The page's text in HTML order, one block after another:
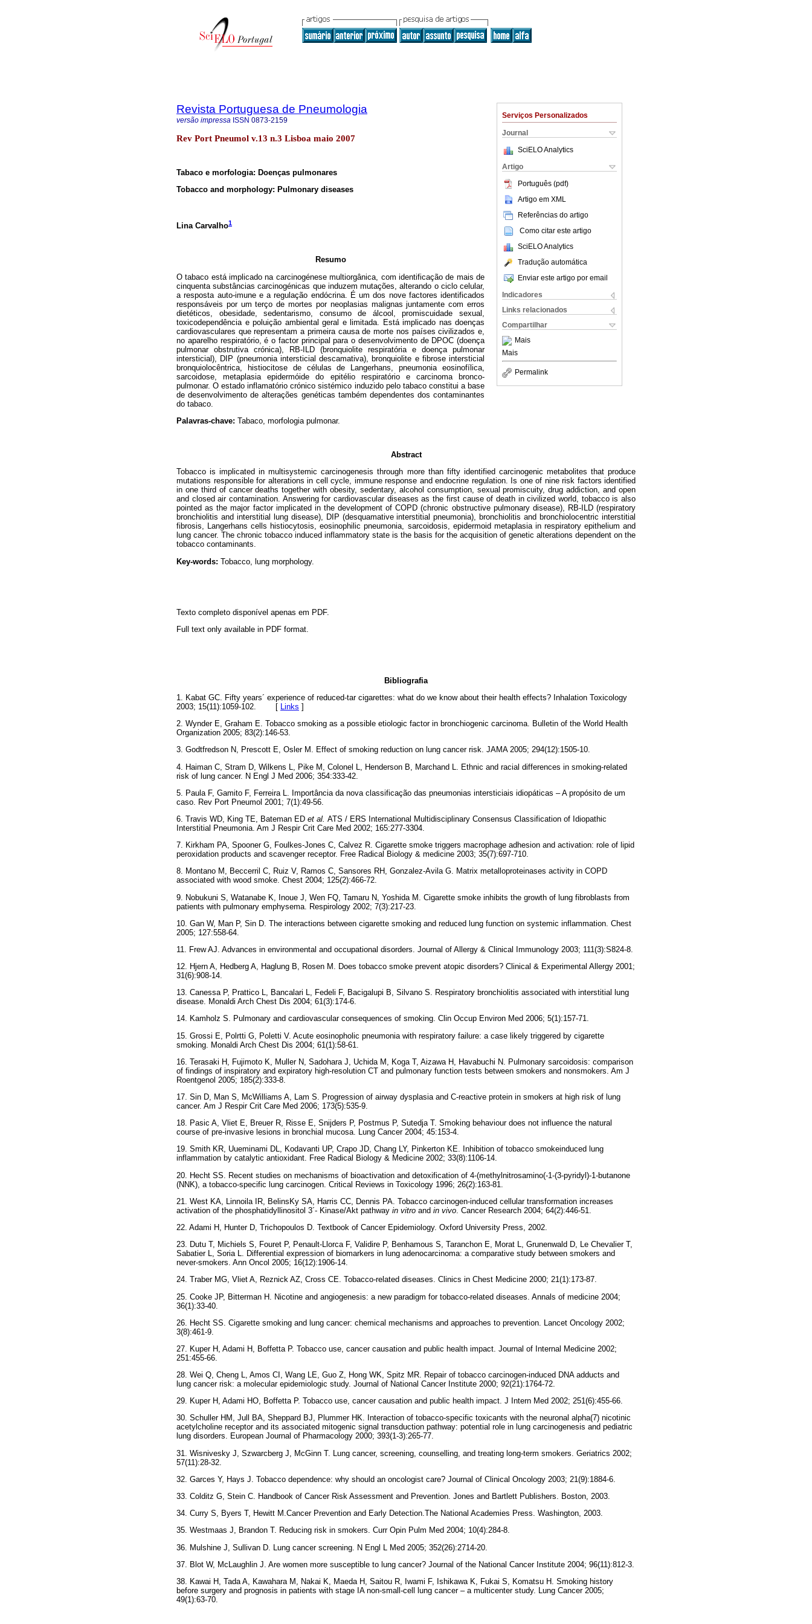
Serviços Personalizados
Journal
SciELO Analytics
Artigo
Português (pdf)
Artigo em XML
Referências do artigo
Como citar este artigo
SciELO Analytics
Tradução automática
Enviar este artigo por email
Indicadores
Links relacionados
Compartilhar
Mais
Mais
Permalink
Revista Portuguesa de Pneumologia
versão impressa ISSN 0873-2159
Rev Port Pneumol v.13 n.3 Lisboa maio 2007
Tabaco e morfologia: Doenças pulmonares
Tobacco and morphology: Pulmonary diseases
Lina Carvalho1
Resumo
O tabaco está implicado na carcinogénese multiorgânica, com identificação de mais de
cinquenta substâncias carcinogénicas que induzem mutações, alterando o ciclo celular,
a resposta auto-imune e a regulação endócrina. É um dos nove factores identificados
responsáveis por um terço de mortes por neoplasias malignas juntamente com erros
dietéticos, obesidade, sedentarismo, consumo de álcool, promiscuidade sexual,
toxicodependência e poluição ambiental geral e limitada. Está implicado nas doenças
cardiovasculares que representam a primeira causa de morte nos países civilizados e,
no aparelho respiratório, é o factor principal para o desenvolvimento de DPOC (doença
pulmonar obstrutiva crónica), RB-ILD (bronquiolite respiratória e doença pulmonar
intersticial), DIP (pneumonia intersticial descamativa), bronquiolite e fibrose intersticial
bronquiolocêntrica, histiocitose de células de Langerhans, pneumonia eosinofílica,
sarcoidose, metaplasia epidermóide do epitélio respiratório e carcinoma bronco-
pulmonar. O estado inflamatório crónico sistémico induzido pelo tabaco constitui a base
de desenvolvimento de alterações genéticas também dependentes dos contaminantes
do tabaco.
Palavras-chave: Tabaco, morfologia pulmonar.
Abstract
Tobacco is implicated in multisystemic carcinogenesis through more than fifty identified carcinogenic metabolites that produce
mutations responsible for alterations in cell cycle, immune response and endocrine regulation. Is one of nine risk factors identified
in one third of cancer deaths together with obesity, sedentary, alcohol consumption, sexual promiscuity, drug addiction, and open
and closed air contamination. Answering for cardiovascular diseases as the first cause of death in civilized world, tobacco is also
pointed as the major factor implicated in the development of COPD (chronic obstructive pulmonary disease), RB-ILD (respiratory
bronchiolitis and interstitial lung disease), DIP (desquamative interstitial pneumonia), bronchiolitis and bronchiolocentric interstitial
fibrosis, Langerhans cells histiocytosis, eosinophilic pneumonia, sarcoidosis, epidermoid metaplasia in respiratory epithelium and
lung cancer. The chronic tobacco induced inflammatory state is the basis for the acquisition of genetic alterations dependent on the
tobacco contaminants.
Key-words: Tobacco, lung morphology.
Texto completo disponível apenas em PDF.
Full text only available in PDF format.
Bibliografia
1. Kabat GC. Fifty years´ experience of reduced-tar cigarettes: what do we know about their health effects? Inhalation Toxicology
2003; 15(11):1059-102. [ Links ]
2. Wynder E, Graham E. Tobacco smoking as a possible etiologic factor in bronchiogenic carcinoma. Bulletin of the World Health
Organization 2005; 83(2):146-53.
3. Godtfredson N, Prescott E, Osler M. Effect of smoking reduction on lung cancer risk. JAMA 2005; 294(12):1505-10.
4. Haiman C, Stram D, Wilkens L, Pike M, Colonel L, Henderson B, Marchand L. Ethnic and racial differences in smoking-related
risk of lung cancer. N Engl J Med 2006; 354:333-42.
5. Paula F, Gamito F, Ferreira L. Importância da nova classificação das pneumonias intersticiais idiopáticas – A propósito de um
caso. Rev Port Pneumol 2001; 7(1):49-56.
6. Travis WD, King TE, Bateman ED et al. ATS / ERS International Multidisciplinary Consensus Classification of Idiopathic
Interstitial Pneumonia. Am J Respir Crit Care Med 2002; 165:277-3304.
7. Kirkham PA, Spooner G, Foulkes-Jones C, Calvez R. Cigarette smoke triggers macrophage adhesion and activation: role of lipid
peroxidation products and scavenger receptor. Free Radical Biology & medicine 2003; 35(7):697-710.
8. Montano M, Beccerril C, Ruiz V, Ramos C, Sansores RH, Gonzalez-Avila G. Matrix metalloproteinases activity in COPD
associated with wood smoke. Chest 2004; 125(2):466-72.
9. Nobukuni S, Watanabe K, Inoue J, Wen FQ, Tamaru N, Yoshida M. Cigarette smoke inhibits the growth of lung fibroblasts from
patients with pulmonary emphysema. Respirology 2002; 7(3):217-23.
10. Gan W, Man P, Sin D. The interactions between cigarette smoking and reduced lung function on systemic inflammation. Chest
2005; 127:558-64.
11. Frew AJ. Advances in environmental and occupational disorders. Journal of Allergy & Clinical Immunology 2003; 111(3):S824-8.
12. Hjern A, Hedberg A, Haglung B, Rosen M. Does tobacco smoke prevent atopic disorders? Clinical & Experimental Allergy 2001;
31(6):908-14.
13. Canessa P, Prattico L, Bancalari L, Fedeli F, Bacigalupi B, Silvano S. Respiratory bronchiolitis associated with interstitial lung
disease. Monaldi Arch Chest Dis 2004; 61(3):174-6.
14. Kamholz S. Pulmonary and cardiovascular consequences of smoking. Clin Occup Environ Med 2006; 5(1):157-71.
15. Grossi E, Polrtti G, Poletti V. Acute eosinopholic pneumonia with respiratory failure: a case likely triggered by cigarette
smoking. Monaldi Arch Chest Dis 2004; 61(1):58-61.
16. Terasaki H, Fujimoto K, Muller N, Sadohara J, Uchida M, Koga T, Aizawa H, Havabuchi N. Pulmonary sarcoidosis: comparison
of findings of inspiratory and expiratory high-resolution CT and pulmonary function tests between smokers and nonsmokers. Am J
Roentgenol 2005; 185(2):333-8.
17. Sin D, Man S, McWilliams A, Lam S. Progression of airway dysplasia and C-reactive protein in smokers at high risk of lung
cancer. Am J Respir Crit Care Med 2006; 173(5):535-9.
18. Pasic A, Vliet E, Breuer R, Risse E, Snijders P, Postmus P, Sutedja T. Smoking behaviour does not influence the natural
course of pre-invasive lesions in bronchial mucosa. Lung Cancer 2004; 45:153-4.
19. Smith KR, Uueminami DL, Kodavanti UP, Crapo JD, Chang LY, Pinkerton KE. Inhibition of tobacco smokeinduced lung
inflammation by catalytic antioxidant. Free Radical Biology & Medicine 2002; 33(8):1106-14.
20. Hecht SS. Recent studies on mechanisms of bioactivation and detoxification of 4-(methylnitrosamino(-1-(3-pyridyl)-1-butanone
(NNK), a tobacco-specific lung carcinogen. Critical Reviews in Toxicology 1996; 26(2):163-81.
21. West KA, Linnoila IR, BelinsKy SA, Harris CC, Dennis PA. Tobacco carcinogen-induced cellular transformation increases
activation of the phosphatidyllinositol 3´- Kinase/Akt pathway in vitro and in vivo . Cancer Research 2004; 64(2):446-51.
22. Adami H, Hunter D, Trichopoulos D. Textbook of Cancer Epidemiology. Oxford University Press, 2002.
23. Dutu T, Michiels S, Fouret P, Penault-Llorca F, Validire P, Benhamous S, Taranchon E, Morat L, Grunenwald D, Le Chevalier T,
Sabatier L, Soria L. Differential expression of biomarkers in lung adenocarcinoma: a comparative study between smokers and
never-smokers. Ann Oncol 2005; 16(12):1906-14.
24. Traber MG, Vliet A, Reznick AZ, Cross CE. Tobacco-related diseases. Clinics in Chest Medicine 2000; 21(1):173-87.
25. Cooke JP, Bitterman H. Nicotine and angiogenesis: a new paradigm for tobacco-related diseases. Annals of medicine 2004;
36(1):33-40.
26. Hecht SS. Cigarette smoking and lung cancer: chemical mechanisms and approaches to prevention. Lancet Oncology 2002;
3(8):461-9.
27. Kuper H, Adami H, Boffetta P. Tobacco use, cancer causation and public health impact. Journal of Internal Medicine 2002;
251:455-66.
28. Wei Q, Cheng L, Amos CI, Wang LE, Guo Z, Hong WK, Spitz MR. Repair of tobacco carcinogen-induced DNA adducts and
lung cancer risk: a molecular epidemiologic study. Journal of National Cancer Institute 2000; 92(21):1764-72.
29. Kuper H, Adami HO, Boffetta P. Tobacco use, cancer causation and public health impact. J Intern Med 2002; 251(6):455-66.
30. Schuller HM, Jull BA, Sheppard BJ, Plummer HK. Interaction of tobacco-specific toxicants with the neuronal alpha(7) nicotinic
acetylcholine receptor and its associated mitogenic signal transduction pathway: potential role in lung carcinogenesis and pediatric
lung disorders. European Journal of Pharmacology 2000; 393(1-3):265-77.
31. Wisnivesky J, Szwarcberg J, McGinn T. Lung cancer, screening, counselling, and treating long-term smokers. Geriatrics 2002;
57(11):28-32.
32. Garces Y, Hays J. Tobacco dependence: why should an oncologist care? Journal of Clinical Oncology 2003; 21(9):1884-6.
33. Colditz G, Stein C. Handbook of Cancer Risk Assessment and Prevention. Jones and Bartlett Publishers. Boston, 2003.
34. Curry S, Byers T, Hewitt M.Cancer Prevention and Early Detection.The National Academies Press. Washington, 2003.
35. Westmaas J, Brandon T. Reducing risk in smokers. Curr Opin Pulm Med 2004; 10(4):284-8.
36. Mulshine J, Sullivan D. Lung cancer screening. N Engl L Med 2005; 352(26):2714-20.
37. Blot W, McLaughlin J. Are women more susceptible to lung cancer? Journal of the National Cancer Institute 2004; 96(11):812-3.
38. Kawai H, Tada A, Kawahara M, Nakai K, Maeda H, Saitou R, Iwami F, Ishikawa K, Fukai S, Komatsu H. Smoking history
before surgery and prognosis in patients with stage IA non-small-cell lung cancer – a multicenter study. Lung Cancer 2005;
49(1):63-70.